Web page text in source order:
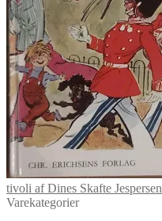
tivoli af Dines Skafte Jespersen
Varekategorier